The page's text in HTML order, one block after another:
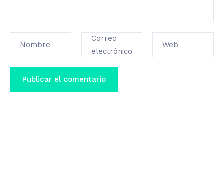
Nombre
Correo
electrónico
Web